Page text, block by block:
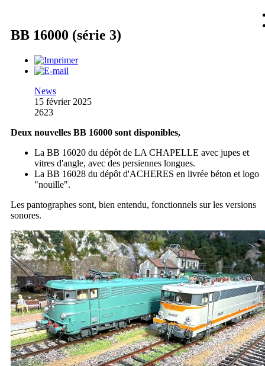
BB 16000 (série 3)
News
15 février 2025
2623
Deux nouvelles BB 16000 sont disponibles,
La BB 16020 du dépôt de LA CHAPELLE avec jupes et
vitres d'angle, avec des persiennes longues.
La BB 16028 du dépôt d'ACHERES en livrée béton et logo
"nouille".
Les pantographes sont, bien entendu, fonctionnels sur les versions
sonores.